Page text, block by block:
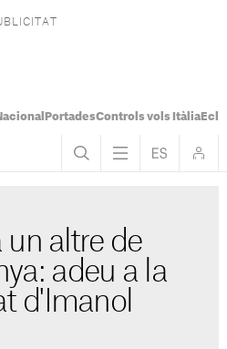
PortadesControls vols Itàlia
un altre de
adeu a la
d'Imanol